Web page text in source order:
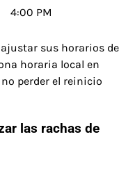
4:00 PM
sus horarios de
horaria local en
perder el reinicio
las rachas de